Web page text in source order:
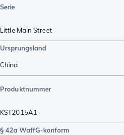
Serie
Little Main Street
Ursprungsland
China
Produktnummer
KST2015A1
§ 42a WaffG-konform